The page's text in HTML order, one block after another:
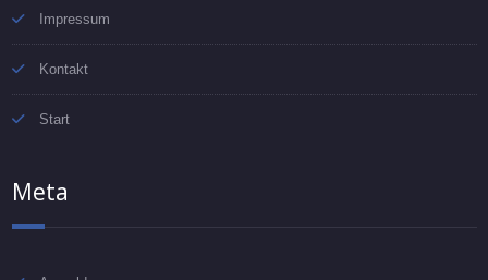
Impressum
Kontakt
Start
Meta